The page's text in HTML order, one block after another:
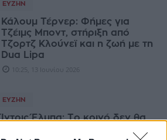
ΕΥΖΗΝ
Κάλουμ Τέρνερ: Φήμες για
Τζέιμς Μποντ, στήριξη από
Τζορτζ Κλούνεϊ και η ζωή με τη
Dua Lipa
10:25, 13 Ιουνίου 2026
ΕΥΖΗΝ
Ίντρις Έλμπα: Το κοινό δεν θα